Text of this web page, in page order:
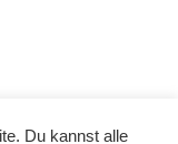
Du kannst alle